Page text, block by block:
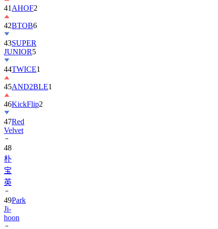
41 AHOF2
42BTOB6
43SUPER
JUNIOR5
44TWICE1
45AND2BLE1
46KickFlip2
47Red
Velvet
48
朴
宝
英
49Park
Ji-
hoon